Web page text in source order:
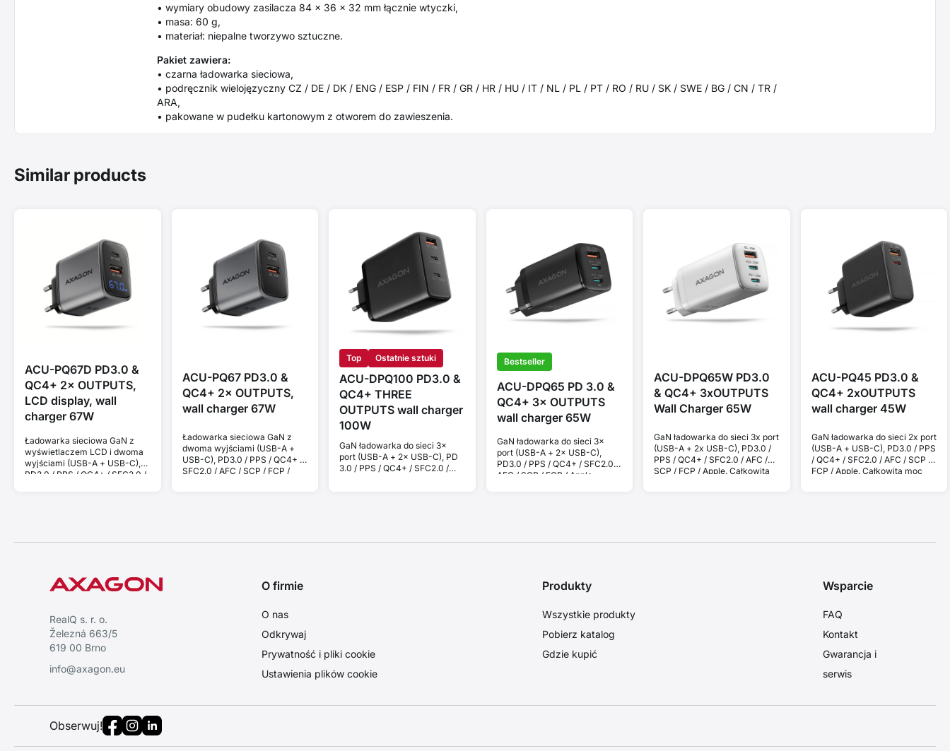
• wymiary obudowy zasilacza 84 x 36 x 32 mm łącznie wtyczki,
• masa: 60 g,
• materiał: niepalne tworzywo sztuczne.
Pakiet zawiera:
• czarna ładowarka sieciowa,
• podręcznik wielojęzyczny CZ / DE / DK / ENG / ESP / FIN / FR / GR / HR / HU / IT / NL / PL / PT / RO / RU / SK / SWE / BG / CN / TR /
ARA,
• pakowane w pudełku kartonowym z otworem do zawieszenia.
Similar products
ACU-PQ67D PD3.0 &
QC4+ 2× OUTPUTS,
LCD display, wall
charger 67W
Ładowarka sieciowa GaN z
wyświetlaczem LCD i dwoma
wyjściami (USB-A + USB-C),
PD3.0 / PPS / QC4+ / SFC2.0 /
ACU-PQ67 PD3.0 &
QC4+ 2× OUTPUTS,
wall charger 67W
Ładowarka sieciowa GaN z
dwoma wyjściami (USB-A +
USB-C), PD3.0 / PPS / QC4+ /
SFC2.0 / AFC / SCP / FCP /
Top Ostatnie sztuki
ACU-DPQ100 PD3.0 &
QC4+ THREE
OUTPUTS wall charger
100W
GaN ładowarka do sieci 3×
port (USB-A + 2× USB-C), PD
3.0 / PPS / QC4+ / SFC2.0 /
Bestseller
ACU-DPQ65 PD 3.0 &
QC4+ 3× OUTPUTS
wall charger 65W
GaN ładowarka do sieci 3×
port (USB-A + 2× USB-C),
PD3.0 / PPS / QC4+ / SFC2.0 /
AFC / SCP / FCP / Apple.
ACU-DPQ65W PD3.0
& QC4+ 3xOUTPUTS
Wall Charger 65W
GaN ładowarka do sieci 3x port
(USB-A + 2x USB-C), PD3.0 /
PPS / QC4+ / SFC2.0 / AFC /
SCP / FCP / Apple. Całkowita
ACU-PQ45 PD3.0 &
QC4+ 2xOUTPUTS
wall charger 45W
GaN ładowarka do sieci 2x port
(USB-A + USB-C), PD3.0 / PPS
/ QC4+ / SFC2.0 / AFC / SCP /
FCP / Apple. Całkowita moc
RealQ s. r. o.
Železná 663/5
619 00 Brno
info@axagon.eu
O firmie
O nas
Odkrywaj
Prywatność i pliki cookie
Ustawienia plików cookie
Produkty
Wszystkie produkty
Pobierz katalog
Gdzie kupić
Wsparcie
FAQ
Kontakt
Gwarancja i
serwis
Obserwuj!